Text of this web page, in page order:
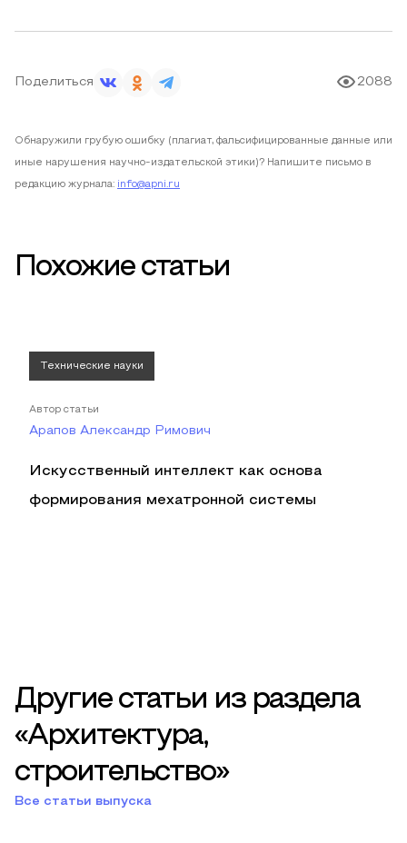
Поделиться 2088
Обнаружили грубую ошибку (плагиат, фальсифицированные данные или
иные нарушения научно-издательской этики)? Напишите письмо в
редакцию журнала: info@apni.ru
Похожие статьи
Технические науки
Автор статьи
Арапов Александр Римович
Искусственный интеллект как основа
формирования мехатронной системы
Другие статьи из раздела
«Архитектура,
строительство»
Все статьи выпуска